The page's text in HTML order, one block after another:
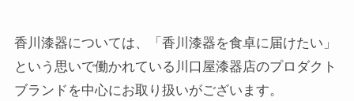
香川漆器については、「香川漆器を食卓に届けたい」
という思いで働かれている川口屋漆器店のプロダクト
ブランドを中心にお取り扱いがございます。